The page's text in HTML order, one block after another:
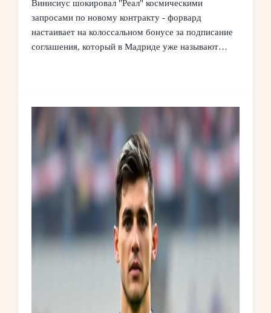
Винисиус шокировал "Реал" космическими
запросами по новому контракту - форвард
настаивает на колоссальном бонусе за подписание
соглашения, который в Мадриде уже называют…